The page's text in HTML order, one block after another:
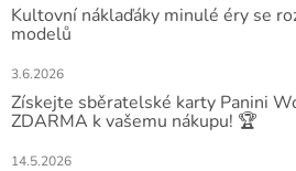
Kultovní náklaďáky minulé éry se
modelů
3.6.2026
Získejte sběratelské karty Panini
ZDARMA k vašemu nákupu! 🏆
14.5.2026